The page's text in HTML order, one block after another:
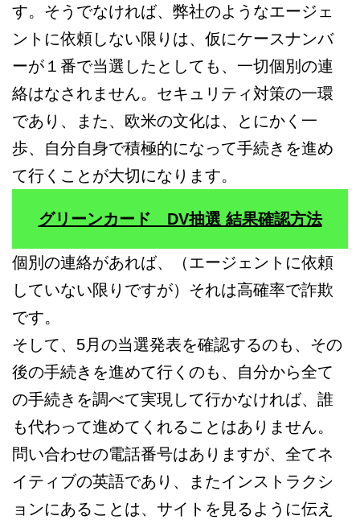
す。そうでなければ、弊社のようなエージェ
ントに依頼しない限りは、仮にケースナンバ
ーが１番で当選したとしても、一切個別の連
絡はなされません。セキュリティ対策の一環
であり、また、欧米の文化は、とにかく一
歩、自分自身で積極的になって手続きを進め
て行くことが大切になります。
グリーンカード DV抽選 結果確認方法
個別の連絡があれば、（エージェントに依頼
していない限りですが）それは高確率で詐欺
です。
そして、5月の当選発表を確認するのも、その
後の手続きを進めて行くのも、自分から全て
の手続きを調べて実現して行かなければ、誰
も代わって進めてくれることはありません。
問い合わせの電話番号はありますが、全てネ
イティブの英語であり、またインストラクシ
ョンにあることは、サイトを見るように伝え